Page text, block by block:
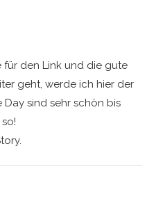
für den Link und die gute
geht, werde ich hier der
Day sind sehr schön bis